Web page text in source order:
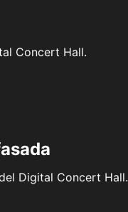
Concert Hall.
Digital Concert Hall.